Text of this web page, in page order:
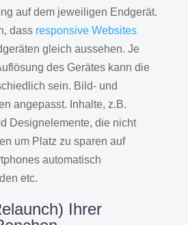
auf dem jeweiligen Endgerät.
dass responsive Websites
gleich aussehen. Je
des Gerätes kann die
sein. Bild- und
angepasst. Inhalte, z.B.
Designelemente, die nicht
um Platz zu sparen auf
automatisch
etc.
Ihrer